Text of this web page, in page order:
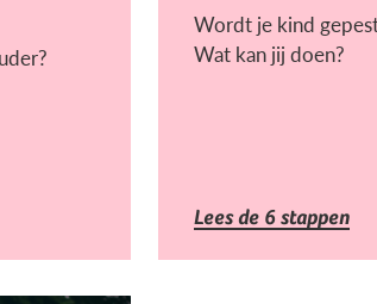
Wordt je kind
Wat kan jij doen?
Lees de 6 stappen